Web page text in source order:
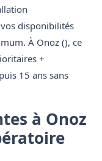
disponibilités
À Onoz (), ce
+
15 ans sans
à Onoz